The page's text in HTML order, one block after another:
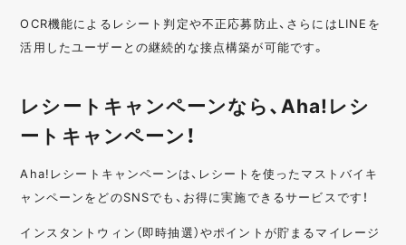
OCR機能によるレシート判定や不正応募防止、さらにはLINEを
活用したユーザーとの継続的な接点構築が可能です。
レシートキャンペーンなら、Aha!レシ
ートキャンペーン！
Aha!レシートキャンペーンは、レシートを使ったマストバイキ
ャンペーンをどのSNSでも、お得に実施できるサービスです！
インスタントウィン（即時抽選）やポイントが貯まるマイレージ